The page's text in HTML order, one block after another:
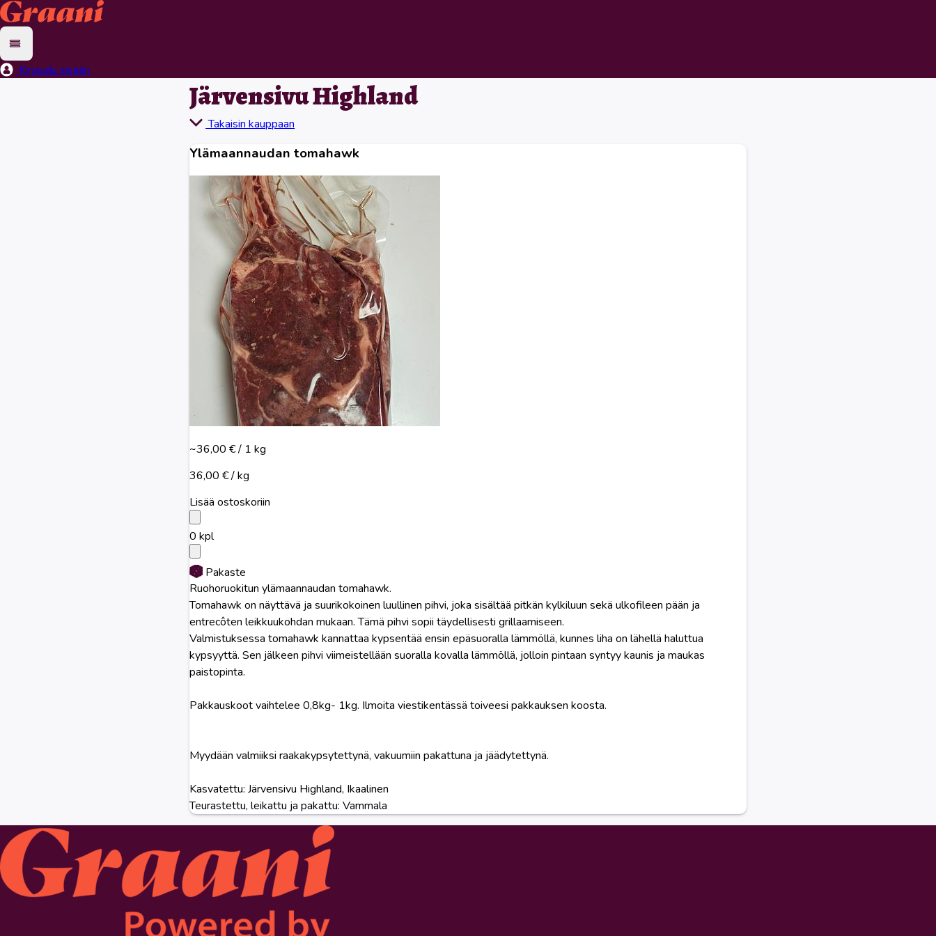
Kirjaudu sisään
Järvensivu Highland
Takaisin kauppaan
Ylämaannaudan tomahawk
~36,00 €/ 1 kg
36,00 € / kg
Lisää ostoskoriin
0 kpl
Pakaste
Ruohoruokitun ylämaannaudan tomahawk.
Tomahawk on näyttävä ja suurikokoinen luullinen pihvi, joka sisältää pitkän kylkiluun sekä ulkofileen pään ja
entrecôten leikkuukohdan mukaan. Tämä pihvi sopii täydellisesti grillaamiseen.
Valmistuksessa tomahawk kannattaa kypsentää ensin epäsuoralla lämmöllä, kunnes liha on lähellä haluttua
kypsyyttä. Sen jälkeen pihvi viimeistellään suoralla kovalla lämmöllä, jolloin pintaan syntyy kaunis ja maukas
paistopinta.
Pakkauskoot vaihtelee 0,8kg- 1kg. Ilmoita viestikentässä toiveesi pakkauksen koosta.
Myydään valmiiksi raakakypsytettynä, vakuumiin pakattuna ja jäädytettynä.
Kasvatettu: Järvensivu Highland, Ikaalinen
Teurastettu, leikattu ja pakattu: Vammala